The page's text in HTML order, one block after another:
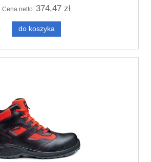
Cena netto: 374,47 zł
do koszyka